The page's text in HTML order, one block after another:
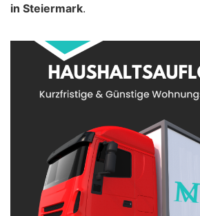
in Steiermark.